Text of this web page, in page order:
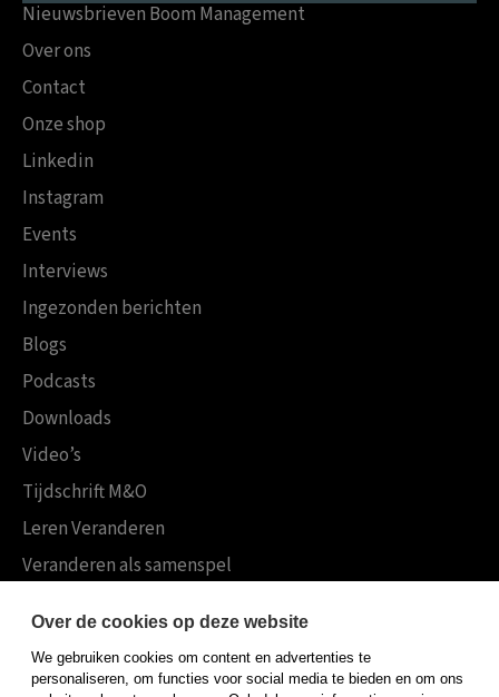
Nieuwsbrieven Boom Management
Over ons
Contact
Onze shop
Linkedin
Instagram
Events
Interviews
Ingezonden berichten
Blogs
Podcasts
Downloads
Video’s
Tijdschrift M&O
Leren Veranderen
Veranderen als samenspel
Koninklijke Boom uitgevers
Boom Psychologie
Over de cookies op deze website
We gebruiken cookies om content en advertenties te
personaliseren, om functies voor social media te bieden en om ons